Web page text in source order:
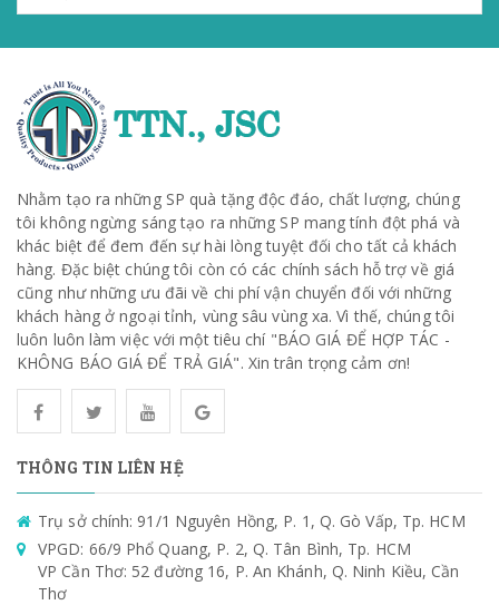
Nhằm tạo ra những SP quà tặng độc đáo, chất lượng, chúng
tôi không ngừng sáng tạo ra những SP mang tính đột phá và
khác biệt để đem đến sự hài lòng tuyệt đối cho tất cả khách
hàng. Đặc biệt chúng tôi còn có các chính sách hỗ trợ về giá
cũng như những ưu đãi về chi phí vận chuyển đối với những
khách hàng ở ngoại tỉnh, vùng sâu vùng xa. Vì thế, chúng tôi
luôn luôn làm việc với một tiêu chí "BÁO GIÁ ĐỂ HỢP TÁC -
KHÔNG BÁO GIÁ ĐỂ TRẢ GIÁ". Xin trân trọng cảm ơn!
THÔNG TIN LIÊN HỆ
Trụ sở chính: 91/1 Nguyên Hồng, P. 1, Q. Gò Vấp, Tp. HCM
VPGD: 66/9 Phổ Quang, P. 2, Q. Tân Bình, Tp. HCM
VP Cần Thơ: 52 đường 16, P. An Khánh, Q. Ninh Kiều, Cần
Thơ